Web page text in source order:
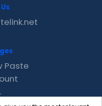
Paste